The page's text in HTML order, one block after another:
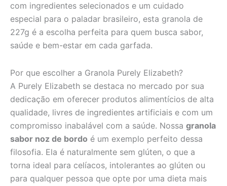
com ingredientes selecionados e um cuidado
especial para o paladar brasileiro, esta granola de
227g é a escolha perfeita para quem busca sabor,
saúde e bem-estar em cada garfada.
Por que escolher a Granola Purely Elizabeth?
A Purely Elizabeth se destaca no mercado por sua
dedicação em oferecer produtos alimentícios de alta
qualidade, livres de ingredientes artificiais e com um
compromisso inabalável com a saúde. Nossa granola
sabor noz de bordo é um exemplo perfeito dessa
filosofia. Ela é naturalmente sem glúten, o que a
torna ideal para celíacos, intolerantes ao glúten ou
para qualquer pessoa que opte por uma dieta mais